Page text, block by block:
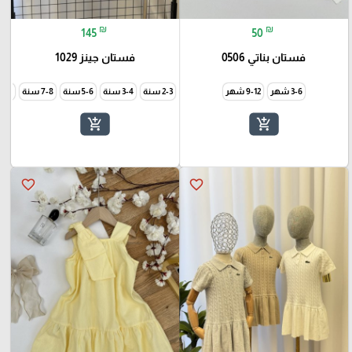
50 ₪
فستان بناتي 0506
3-6 شهر 9-12 شهر
add_shopping_cart
145 ₪
فستان جينز 1029
2-3 سنة 3-4 سنة 5-6 سنة 7-8 سنة
add_shopping_cart
favorite_border
favorite_border